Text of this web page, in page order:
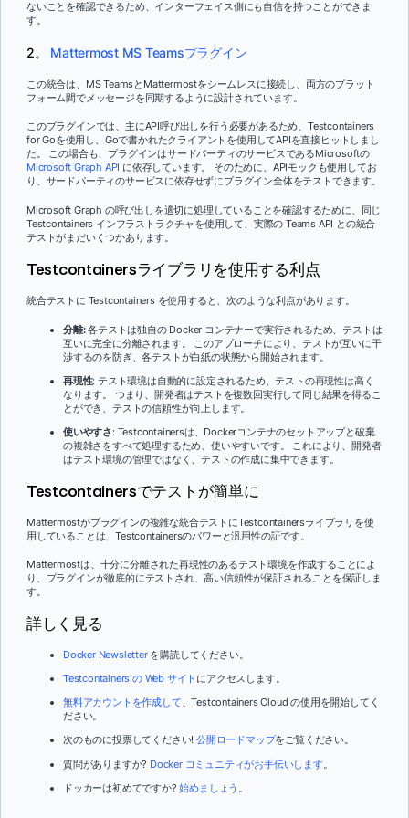
ないことを確認できるため、インターフェイス側にも自信を持つことができま
す。
2。 Mattermost MS Teamsプラグイン
この統合は、MS TeamsとMattermostをシームレスに接続し、両方のプラット
フォーム間でメッセージを同期するように設計されています。
このプラグインでは、主にAPI呼び出しを行う必要があるため、Testcontainers
for Goを使用し、Goで書かれたクライアントを使用してAPIを直接ヒットしまし
た。 この場合も、プラグインはサードパーティのサービスであるMicrosoftの
Microsoft Graph API に依存しています。 そのために、APIモックも使用してお
り、サードパーティのサービスに依存せずにプラグイン全体をテストできます。
Microsoft Graph の呼び出しを適切に処理していることを確認するために、同じ
Testcontainers インフラストラクチャを使用して、実際の Teams API との統合
テストがまだいくつかあります。
Testcontainersライブラリを使用する利点
統合テストに Testcontainers を使用すると、次のような利点があります。
分離:各テストは独自の Docker コンテナーで実行されるため、テストは
互いに完全に分離されます。 このアプローチにより、テストが互いに干
渉するのを防ぎ、各テストが白紙の状態から開始されます。
再現性: テスト環境は自動的に設定されるため、テストの再現性は高く
なります。 つまり、開発者はテストを複数回実行して同じ結果を得るこ
とができ、テストの信頼性が向上します。
使いやすさ : Testcontainersは、Dockerコンテナのセットアップと破棄
の複雑さをすべて処理するため、使いやすいです。 これにより、開発者
はテスト環境の管理ではなく、テストの作成に集中できます。
Testcontainersでテストが簡単に
Mattermostがプラグインの複雑な統合テストにTestcontainersライブラリを使
用していることは、Testcontainersのパワーと汎用性の証です。
Mattermostは、十分に分離された再現性のあるテスト環境を作成することによ
り、プラグインが徹底的にテストされ、高い信頼性が保証されることを保証しま
す。
詳しく見る
Docker Newsletterを購読してください。
Testcontainers の Web サイト にアクセスします。
無料アカウントを作成して、Testcontainers Cloud の使用を開始してく
ださい。
次のものに投票してください! 公開ロードマップをご覧ください。
質問がありますか? Docker コミュニティがお手伝いします。
ドッカーは初めてですか?始めましょう 。